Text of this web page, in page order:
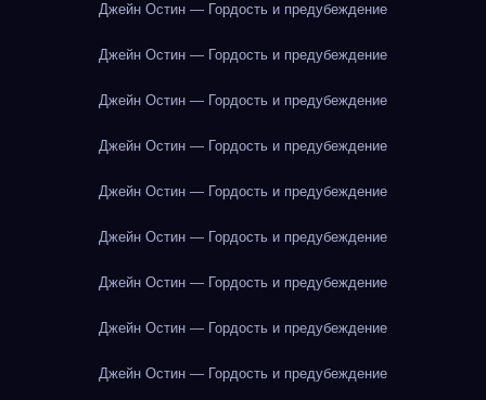
Джейн Остин — Гордость и предубеждение
Джейн Остин — Гордость и предубеждение
Джейн Остин — Гордость и предубеждение
Джейн Остин — Гордость и предубеждение
Джейн Остин — Гордость и предубеждение
Джейн Остин — Гордость и предубеждение
Джейн Остин — Гордость и предубеждение
Джейн Остин — Гордость и предубеждение
Джейн Остин — Гордость и предубеждение